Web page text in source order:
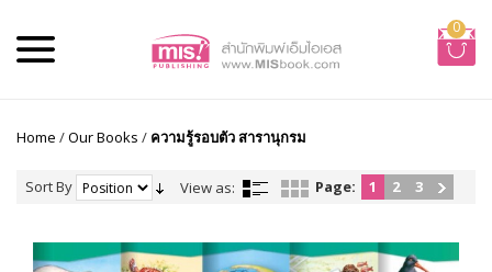
0
Home /Our Books / ความรู้รอบตัว สารานุกรม
Sort By View as: Page: 1 2 3